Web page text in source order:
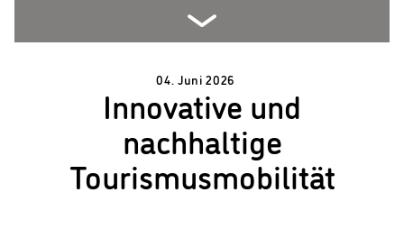
04. Juni 2026
Innovative und
nachhaltige
Tourismusmobilität